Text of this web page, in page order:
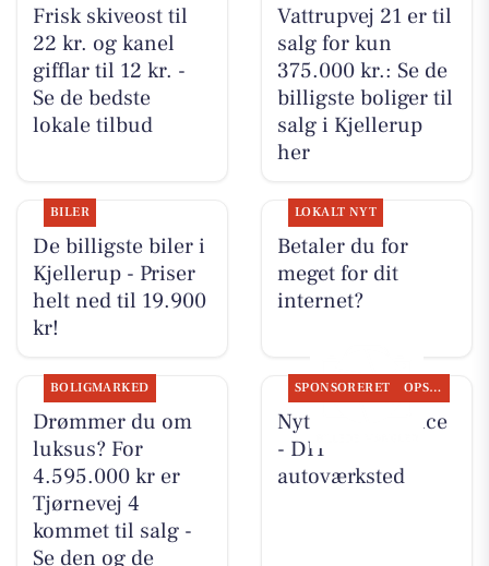
Frisk skiveost til
22 kr. og kanel
gifflar til 12 kr. -
Se de bedste
lokale tilbud
Vattrupvej 21 er til
salg for kun
375.000 kr.: Se de
billigste boliger til
salg i Kjellerup
her
BILER
De billigste biler i
Kjellerup - Priser
helt ned til 19.900
kr!
LOKALT NYT
Betaler du for
meget for dit
internet?
BOLIGMARKED
Drømmer du om
luksus? For
4.595.000 kr er
Tjørnevej 4
kommet til salg -
Se den og de
SPONSORERET OPSLAGSTAVLEN
Nyt fra Rs-Service
- DIT
autoværksted